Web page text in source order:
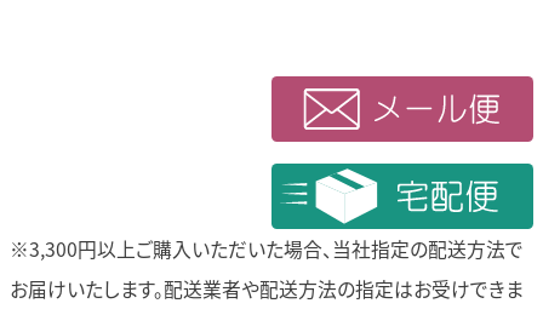
※3,300円以上ご購入いただいた場合、当社指定の配送方法で
お届けいたします。配送業者や配送方法の指定はお受けできま